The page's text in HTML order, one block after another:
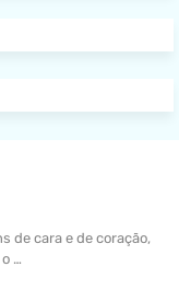
de cara e de coração,
…